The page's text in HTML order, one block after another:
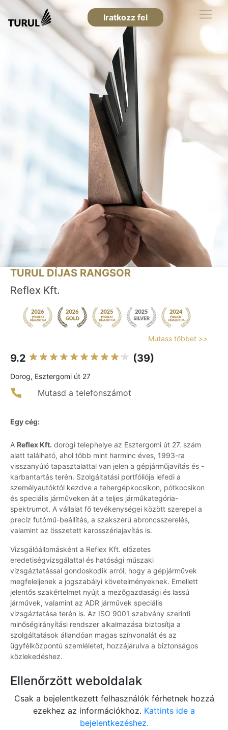
Iratkozz fel
TURUL DÍJAS RANGSOR
Reflex Kft.
Mutass többet >>
9.2 (39)
Dorog, Esztergomi út 27
Mutasd a telefonszámot
Egy cég:
A Reflex Kft. dorogi telephelye az Esztergomi út 27. szám
alatt található, ahol több mint harminc éves, 1993-ra
visszanyúló tapasztalattal van jelen a gépjárműjavítás és -
karbantartás terén. Szolgáltatási portfóliója lefedi a
személyautóktól kezdve a tehergépkocsikon, pótkocsikon
és speciális járműveken át a teljes járműkategória-
spektrumot. A vállalat fő tevékenységei között szerepel a
precíz futómű-beállítás, a szakszerű abroncsszerelés,
valamint az összetett karosszériajavítás is.
Vizsgálóállomásként a Reflex Kft. előzetes
eredetiségvizsgálattal és hatósági műszaki
vizsgáztatással gondoskodik arról, hogy a gépjárművek
megfeleljenek a jogszabályi követelményeknek. Emellett
jelentős szakértelmet nyújt a mezőgazdasági és lassú
járművek, valamint az ADR járművek speciális
vizsgáztatása terén is. Az ISO 9001 szabvány szerinti
minőségirányítási rendszer alkalmazása biztosítja a
szolgáltatások állandóan magas színvonalát és az
ügyfélközpontú szemléletet, hozzájárulva a biztonságos
közlekedéshez.
Ellenőrzött weboldalak
Csak a bejelentkezett felhasználók férhetnek hozzá
ezekhez az információkhoz. Kattints ide a
bejelentkezéshez.